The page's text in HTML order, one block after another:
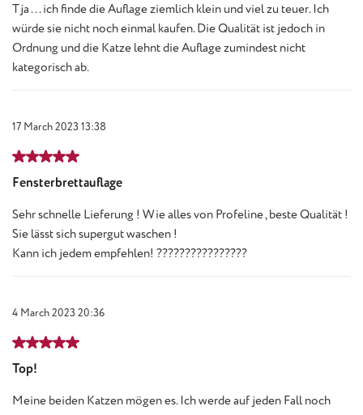
Tja ... ich finde die Auflage ziemlich klein und viel zu teuer. Ich
würde sie nicht noch einmal kaufen. Die Qualität ist jedoch in
Ordnung und die Katze lehnt die Auflage zumindest nicht
kategorisch ab.
17 March 2023 13:38
Review with rating of 5 out of 5 stars
Fensterbrettauflage
Sehr schnelle Lieferung ! Wie alles von Profeline , beste Qualität !
Sie lässt sich supergut waschen !
Kann ich jedem empfehlen! ????????????????
4 March 2023 20:36
Review with rating of 5 out of 5 stars
Top!
Meine beiden Katzen mögen es. Ich werde auf jeden Fall noch